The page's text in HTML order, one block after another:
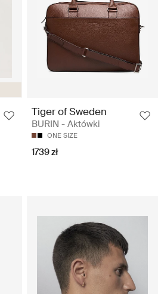
Tiger of Sweden
BURIN - Aktówki
ONE SIZE
1739 zł